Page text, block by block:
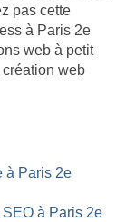
pas cette
à Paris 2e
web à petit
web
à Paris 2e
à Paris 2e